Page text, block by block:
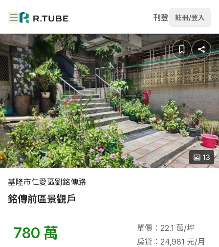
刊登 註冊/登入
基隆市仁愛區劉銘傳路
銘傳前區景觀戶
13
780 萬
單價：22.1 萬/坪
房貸：24,981 元/月